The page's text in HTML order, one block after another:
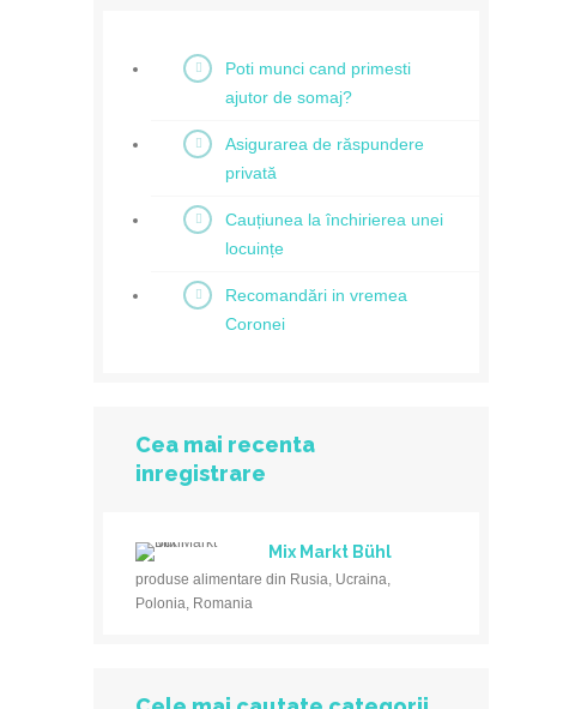
Poti munci cand primesti
ajutor de somaj?
Asigurarea de răspundere
privată
Cauțiunea la închirierea unei
locuințe
Recomandări in vremea
Coronei
Cea mai recenta
inregistrare
Mix Markt Bühl
produse alimentare din Rusia, Ucraina,
Polonia, Romania